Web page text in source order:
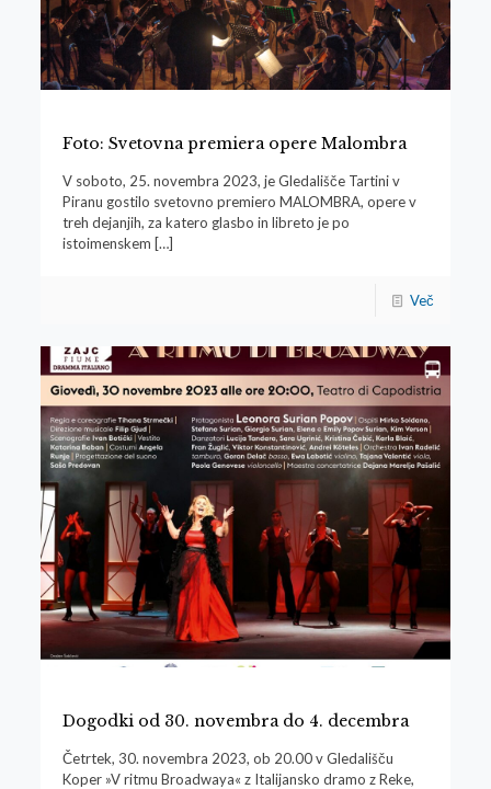
Foto: Svetovna premiera opere Malombra
V soboto, 25. novembra 2023, je Gledališče Tartini v
Piranu gostilo svetovno premiero MALOMBRA, opere v
treh dejanjih, za katero glasbo in libreto je po
istoimenskem […]
Več
Dogodki od 30. novembra do 4. decembra
Četrtek, 30. novembra 2023, ob 20.00 v Gledališču
Koper »V ritmu Broadwaya« z Italijansko dramo z Reke,